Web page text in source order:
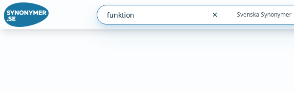
Svenska Synonymer